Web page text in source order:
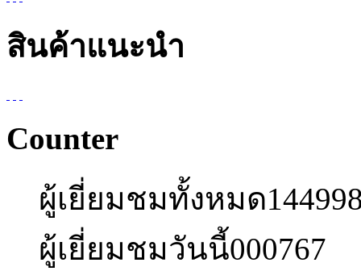
สินค้าแนะนำ
Counter
ผู้เยี่ยมชมทั้งหมด
ผู้เยี่ยมชมวันนี้000767